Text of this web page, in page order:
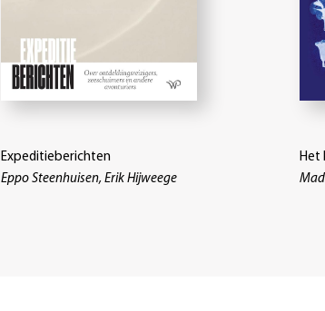
Expeditieberichten
Eppo Steenhuisen, Erik Hijweege
Het